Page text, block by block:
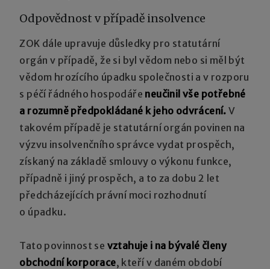
Odpovědnost v případě insolvence
ZOK dále upravuje důsledky pro statutární
orgán v případě, že si byl vědom nebo si měl být
vědom hrozícího úpadku společnosti a v rozporu
s péčí řádného hospodáře neučinil vše potřebné
a rozumně předpokládané k jeho odvrácení.V
takovém případě je statutární orgán povinen na
výzvu insolvenčního správce vydat prospěch,
získaný na základě smlouvy o výkonu funkce,
případně i jiný prospěch, a to za dobu 2 let
předcházejících právní moci rozhodnutí
o úpadku.
Tato povinnost se vztahuje i na bývalé členy
obchodní korporace, kteří v daném období